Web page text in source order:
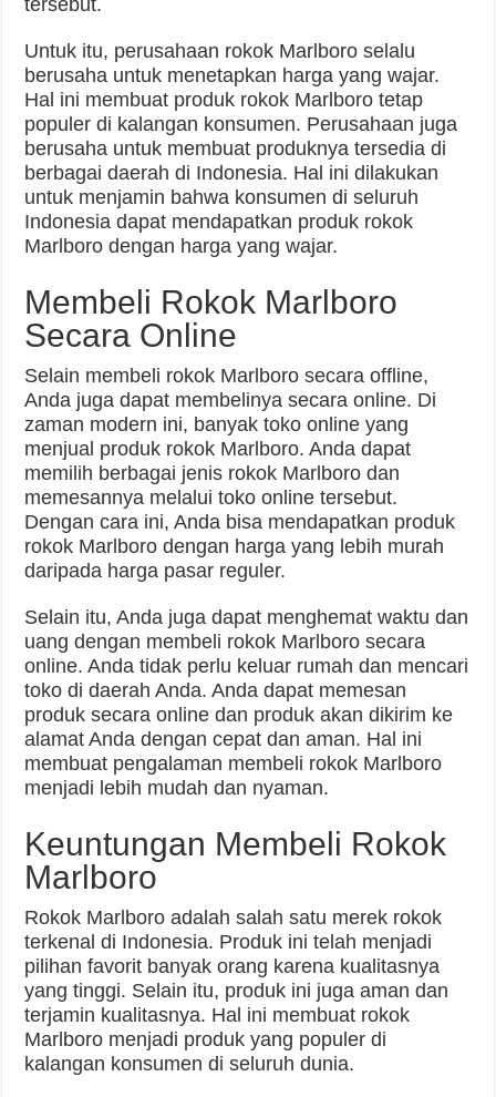
Untuk itu, perusahaan rokok Marlboro selalu
berusaha untuk menetapkan harga yang wajar.
Hal ini membuat produk rokok Marlboro tetap
populer di kalangan konsumen. Perusahaan juga
berusaha untuk membuat produknya tersedia di
berbagai daerah di Indonesia. Hal ini dilakukan
untuk menjamin bahwa konsumen di seluruh
Indonesia dapat mendapatkan produk rokok
Marlboro dengan harga yang wajar.
Membeli Rokok Marlboro
Secara Online
Selain membeli rokok Marlboro secara offline,
Anda juga dapat membelinya secara online. Di
zaman modern ini, banyak toko online yang
menjual produk rokok Marlboro. Anda dapat
memilih berbagai jenis rokok Marlboro dan
memesannya melalui toko online tersebut.
Dengan cara ini, Anda bisa mendapatkan produk
rokok Marlboro dengan harga yang lebih murah
daripada harga pasar reguler.
Selain itu, Anda juga dapat menghemat waktu dan
uang dengan membeli rokok Marlboro secara
online. Anda tidak perlu keluar rumah dan mencari
toko di daerah Anda. Anda dapat memesan
produk secara online dan produk akan dikirim ke
alamat Anda dengan cepat dan aman. Hal ini
membuat pengalaman membeli rokok Marlboro
menjadi lebih mudah dan nyaman.
Keuntungan Membeli Rokok
Marlboro
Rokok Marlboro adalah salah satu merek rokok
terkenal di Indonesia. Produk ini telah menjadi
pilihan favorit banyak orang karena kualitasnya
yang tinggi. Selain itu, produk ini juga aman dan
terjamin kualitasnya. Hal ini membuat rokok
Marlboro menjadi produk yang populer di
kalangan konsumen di seluruh dunia.